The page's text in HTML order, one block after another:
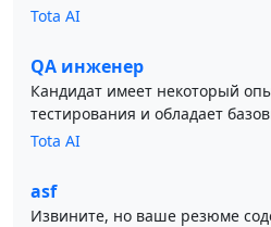
Tota AI
QA инженер
Кандидат имеет некоторый
тестирования и обладает
Tota AI
asf
Извините, но ваше резюме